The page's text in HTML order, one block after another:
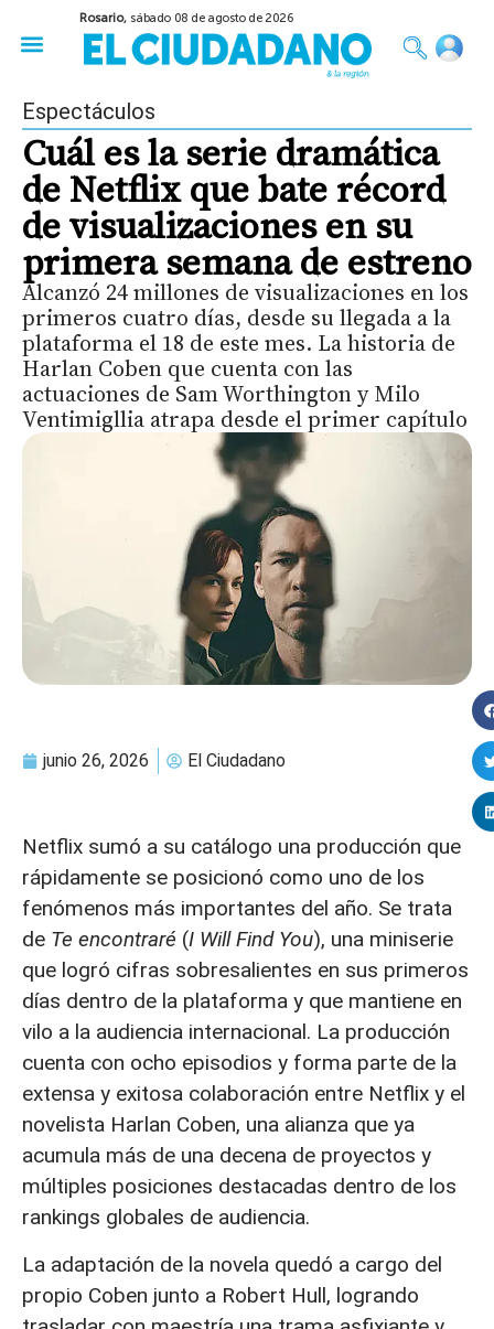
Rosario, sábado 08 de agosto de 2026
Espectáculos
Cuál es la serie dramática
de Netflix que bate récord
de visualizaciones en su
primera semana de estreno
Alcanzó 24 millones de visualizaciones en los
primeros cuatro días, desde su llegada a la
plataforma el 18 de este mes. La historia de
Harlan Coben que cuenta con las
actuaciones de Sam Worthington y Milo
Ventimigllia atrapa desde el primer capítulo
junio 26, 2026 El Ciudadano
Netflix sumó a su catálogo una producción que
rápidamente se posicionó como uno de los
fenómenos más importantes del año. Se trata
de Te encontraré (I Will Find You), una miniserie
que logró cifras sobresalientes en sus primeros
días dentro de la plataforma y que mantiene en
vilo a la audiencia internacional. La producción
cuenta con ocho episodios y forma parte de la
extensa y exitosa colaboración entre Netflix y el
novelista Harlan Coben, una alianza que ya
acumula más de una decena de proyectos y
múltiples posiciones destacadas dentro de los
rankings globales de audiencia.
La adaptación de la novela quedó a cargo del
propio Coben junto a Robert Hull, logrando